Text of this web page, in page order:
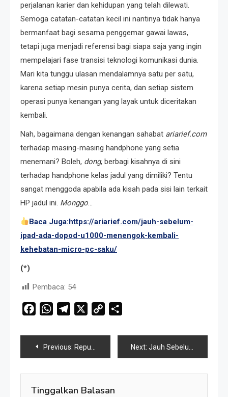
perjalanan karier dan kehidupan yang telah dilewati.
Semoga catatan-catatan kecil ini nantinya tidak hanya
bermanfaat bagi sesama penggemar gawai lawas,
tetapi juga menjadi referensi bagi siapa saja yang ingin
mempelajari fase transisi teknologi komunikasi dunia.
Mari kita tunggu ulasan mendalamnya satu per satu,
karena setiap mesin punya cerita, dan setiap sistem
operasi punya kenangan yang layak untuk diceritakan
kembali.
Nah, bagaimana dengan kenangan sahabat ariarief.com
terhadap masing-masing handphone yang setia
menemani? Boleh, dong, berbagi kisahnya di sini
terhadap handphone kelas jadul yang dimiliki? Tentu
sangat menggoda apabila ada kisah pada sisi lain terkait
HP jadul ini. Monggo
Baca Juga:https://ariarief.com/jauh-sebelum-
ipad-ada-dopod-u1000-menengok-kembali-
kehebatan-micro-pc-saku/
(*)
Pembaca: 54
FacebookWhatsAppTelegram
Copy
Navigasi
pos
Previous: Republik Karang Kedempel Gempar, Presiden Mantan Juragan Bedil Lebih Takut Mantan Presiden Next: Jauh Sebelum iPad, Ada Dopod U1000, Menengok Kembali Kehebatan Micro-PC Saku
Tinggalkan Balasan